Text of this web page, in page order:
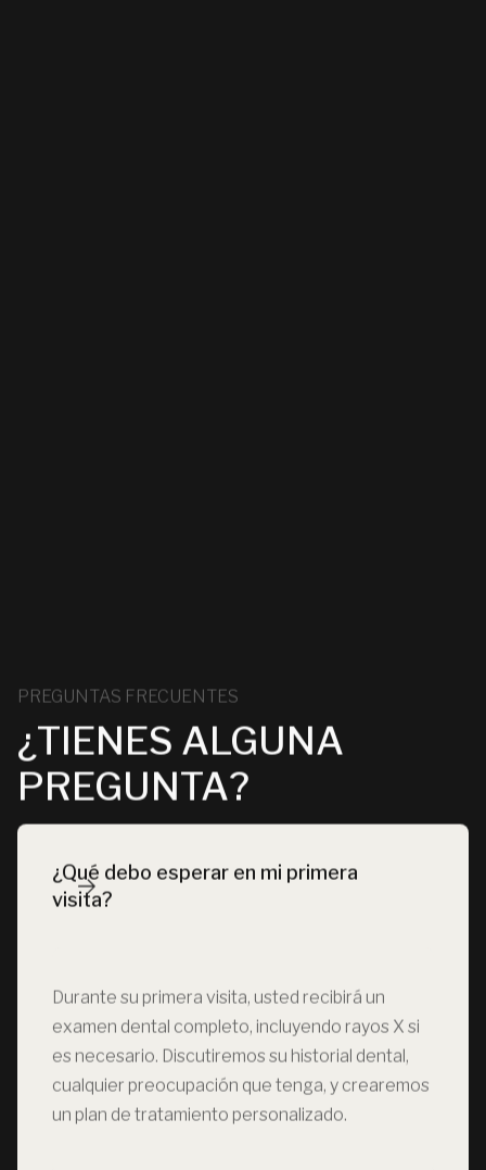
PREGUNTAS FRECUENTES
¿TIENES ALGUNA
PREGUNTA?
¿Qué debo esperar en mi primera
visita?
Durante su primera visita, usted recibirá un
examen dental completo, incluyendo rayos X si
es necesario. Discutiremos su historial dental,
cualquier preocupación que tenga, y crearemos
un plan de tratamiento personalizado.